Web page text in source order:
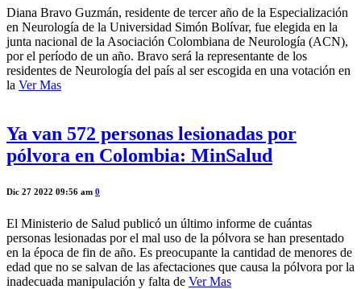
Diana Bravo Guzmán, residente de tercer año de la Especialización
en Neurología de la Universidad Simón Bolívar, fue elegida en la
junta nacional de la Asociación Colombiana de Neurología (ACN),
por el período de un año. Bravo será la representante de los
residentes de Neurología del país al ser escogida en una votación en
la Ver Mas
Ya van 572 personas lesionadas por
pólvora en Colombia: MinSalud
Dic 27 2022 09:56 am 0
El Ministerio de Salud publicó un último informe de cuántas
personas lesionadas por el mal uso de la pólvora se han presentado
en la época de fin de año. Es preocupante la cantidad de menores de
edad que no se salvan de las afectaciones que causa la pólvora por la
inadecuada manipulación y falta de Ver Mas